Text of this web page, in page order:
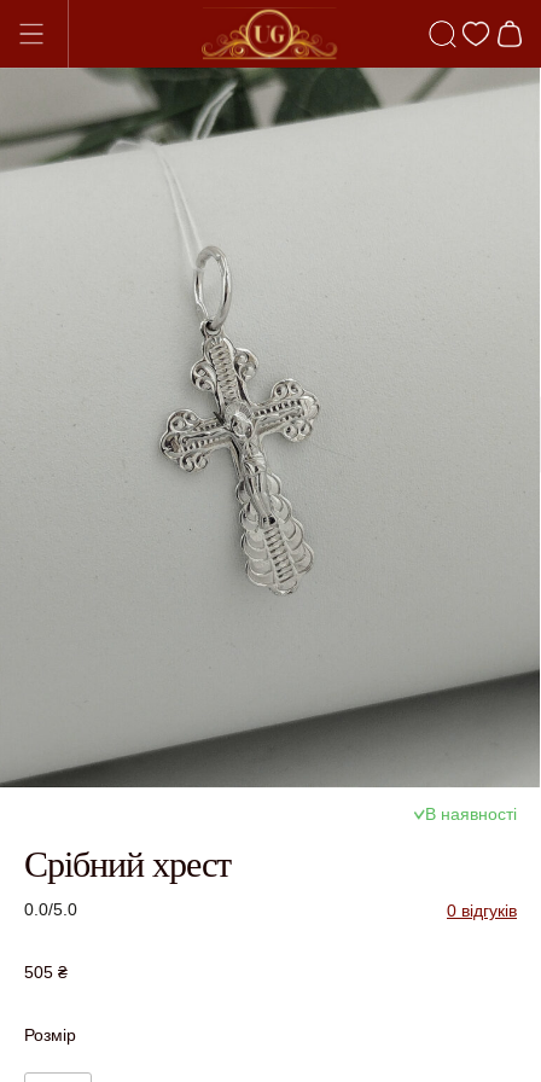
В наявності
Срібний хрест
0.0/5.0 0 відгуків
505 ₴
Розмір